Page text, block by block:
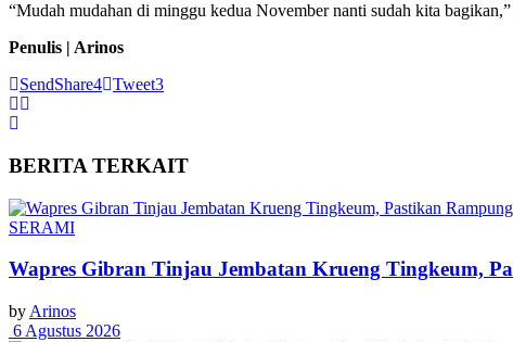
“Mudah mudahan di minggu kedua November nanti sudah kita
Penulis | Arinos
SendShare4 Tweet3
BERITA TERKAIT
SERAMI
Wapres Gibran Tinjau Jembatan Krueng Tingkeum,
by Arinos
6 Agustus 2026